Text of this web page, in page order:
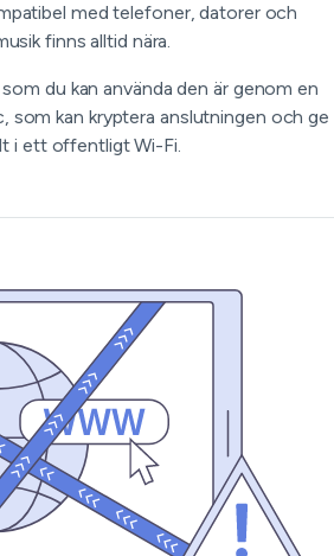
med telefoner, datorer och
finns alltid nära.
du kan använda den är genom en
som kan kryptera anslutningen och ge
i ett offentligt Wi-Fi.